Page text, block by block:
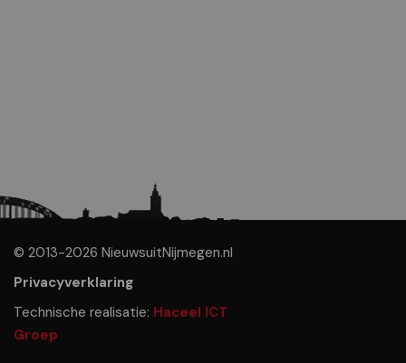
© 2013-2026 NieuwsuitNijmegen.nl
Privacyverklaring
Technische realisatie: Haceel ICT
Groep